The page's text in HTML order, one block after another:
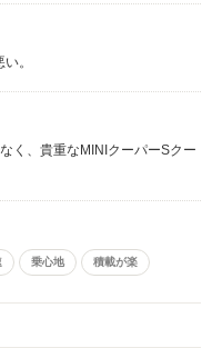
。
く、貴重なMINIクーパーSクー
乗心地 積載が楽